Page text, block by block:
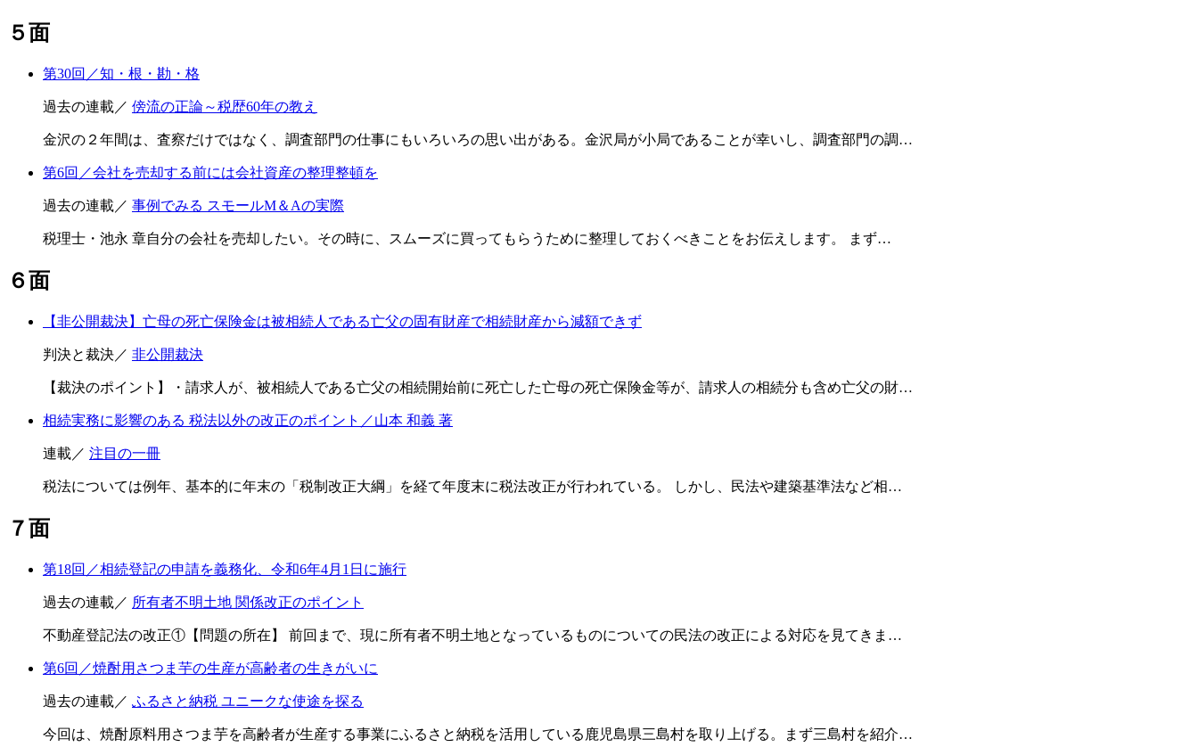
５面
第30回／知・根・勘・格
過去の連載／ 傍流の正論～税歴60年の教え
金沢の２年間は、査察だけではなく、調査部門の仕事にもいろいろの思い出がある。金沢局が小局であることが幸いし、調査部門の調…
第6回／会社を売却する前には会社資産の整理整頓を
過去の連載／ 事例でみる スモールM＆Aの実際
税理士・池永 章自分の会社を売却したい。その時に、スムーズに買ってもらうために整理しておくべきことをお伝えします。 まず…
６面
【非公開裁決】亡母の死亡保険金は被相続人である亡父の固有財産で相続財産から減額できず
判決と裁決／ 非公開裁決
【裁決のポイント】・請求人が、被相続人である亡父の相続開始前に死亡した亡母の死亡保険金等が、請求人の相続分も含め亡父の財…
相続実務に影響のある 税法以外の改正のポイント／山本 和義 著
連載／ 注目の一冊
税法については例年、基本的に年末の「税制改正大綱」を経て年度末に税法改正が行われている。 しかし、民法や建築基準法など相…
７面
第18回／相続登記の申請を義務化、令和6年4月1日に施行
過去の連載／ 所有者不明土地 関係改正のポイント
不動産登記法の改正①【問題の所在】 前回まで、現に所有者不明土地となっているものについての民法の改正による対応を見てきま…
第6回／焼酎用さつま芋の生産が高齢者の生きがいに
過去の連載／ ふるさと納税 ユニークな使途を探る
今回は、焼酎原料用さつま芋を高齢者が生産する事業にふるさと納税を活用している鹿児島県三島村を取り上げる。まず三島村を紹介…